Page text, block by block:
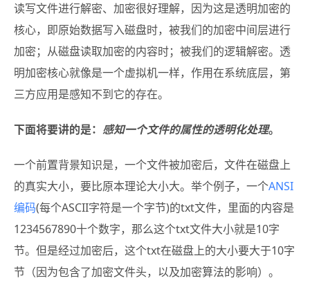
读写文件进行解密、加密很好理解，因为这是透明加密的
核心，即原始数据写入磁盘时，被我们的加密中间层进行
加密；从磁盘读取加密的内容时；被我们的逻辑解密。透
明加密核心就像是一个虚拟机一样，作用在系统底层，第
三方应用是感知不到它的存在。
下面将要讲的是： 感知一个文件的属性的透明化处理。
一个前置背景知识是，一个文件被加密后，文件在磁盘上
的真实大小，要比原本理论大小大。举个例子，一个ANSI
编码(每个ASCII字符是一个字节)的txt文件，里面的内容是
1234567890十个数字，那么这个txt文件大小就是10字
节。但是经过加密后，这个txt在磁盘上的大小要大于10字
节（因为包含了加密文件头，以及加密算法的影响）。